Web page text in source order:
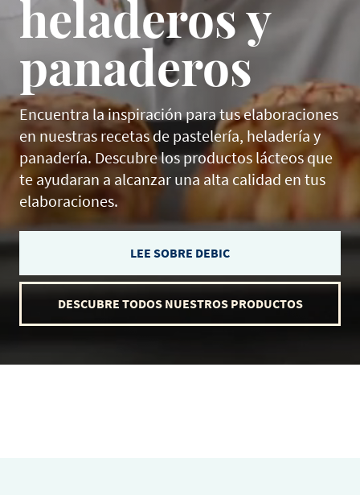
heladeros y
panaderos
Encuentra la inspiración para tus elaboraciones
en nuestras recetas de pastelería, heladería y
panadería. Descubre los productos lácteos que
te ayudaran a alcanzar una alta calidad en tus
elaboraciones.
LEE SOBRE DEBIC
DESCUBRE TODOS NUESTROS PRODUCTOS